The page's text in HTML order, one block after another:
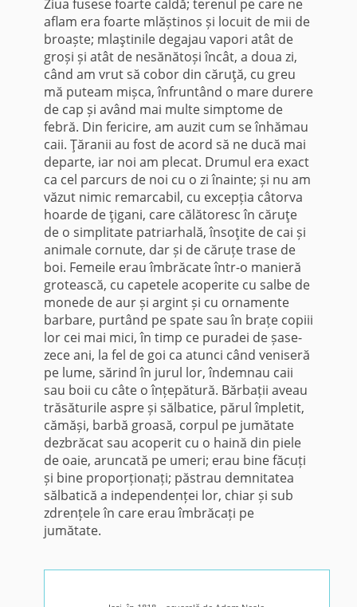
Ziua fusese foarte caldă; terenul pe care ne
aflam era foarte mlăștinos și locuit de mii de
broaște; mlaştinile degajau vapori atât de
groși și atât de nesănătoși încât, a doua zi,
când am vrut să cobor din căruţă, cu greu
mă puteam mișca, înfruntând o mare durere
de cap și având mai multe simptome de
febră. Din fericire, am auzit cum se înhămau
caii. Ţăranii au fost de acord să ne ducă mai
departe, iar noi am plecat. Drumul era exact
ca cel parcurs de noi cu o zi înainte; și nu am
văzut nimic remarcabil, cu excepția câtorva
hoarde de ţigani, care călătoresc în căruţe
de o simplitate patriarhală, însoţite de cai și
animale cornute, dar și de căruțe trase de
boi. Femeile erau îmbrăcate într-o manieră
grotească, cu capetele acoperite cu salbe de
monede de aur și argint și cu ornamente
barbare, purtând pe spate sau în brațe copiii
lor cei mai mici, în timp ce puradei de șase-
zece ani, la fel de goi ca atunci când veniseră
pe lume, sărind în jurul lor, îndemnau caii
sau boii cu câte o înțepătură. Bărbații aveau
trăsăturile aspre și sălbatice, părul împletit,
cămăși, barbă groasă, corpul pe jumătate
dezbrăcat sau acoperit cu o haină din piele
de oaie, aruncată pe umeri; erau bine făcuți
și bine proporționați; păstrau demnitatea
sălbatică a independenței lor, chiar și sub
zdrențele în care erau îmbrăcați pe
jumătate.